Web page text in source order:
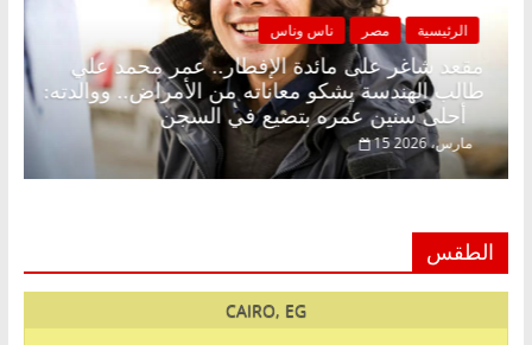
الرئيسية مصر ناس وناس
مقعد شاغر على مائدة الإفطار.. عمر محمد علي
طالب الهندسة يشكو معاناته من الأمراض..
أحلى سنين عمره بتضيع في السجن
15 مارس، 2026
د.
الطقس
CAIRO, EG